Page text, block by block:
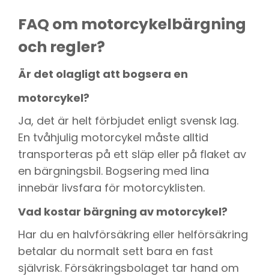
FAQ om motorcykelbärgning
och regler?
Är det olagligt att bogsera en
motorcykel?
Ja, det är helt förbjudet enligt svensk lag.
En tvåhjulig motorcykel måste alltid
transporteras på ett släp eller på flaket av
en bärgningsbil. Bogsering med lina
innebär livsfara för motorcyklisten.
Vad kostar bärgning av motorcykel?
Har du en halvförsäkring eller helförsäkring
betalar du normalt sett bara en fast
självrisk. Försäkringsbolaget tar hand om